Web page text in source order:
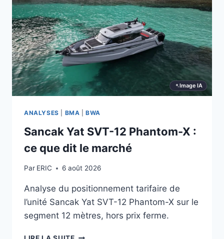
LE
MARCHÉ
Image IA
ANALYSES BMA |BWA
Sancak Yat SVT-12 Phantom-X :
ce que dit le marché
Par ERIC 6 août 2026
Analyse du positionnement tarifaire de
l’unité Sancak Yat SVT-12 Phantom-X sur le
segment 12 mètres, hors prix ferme.
SANCAK